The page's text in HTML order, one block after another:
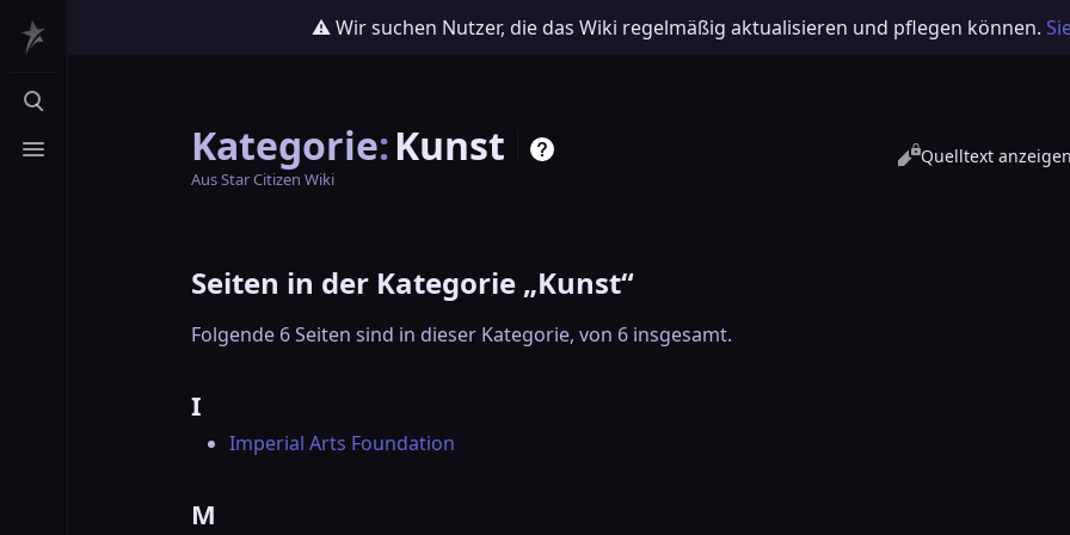
Suche aufrufen
Menü aufrufen
⚠️ Wir suchen Nutzer, die das Wiki regelmäßig aktualisieren und pflegen können.
Kategorie:Kunst
Aus Star Citizen Wiki
Ansichten
Lesen
Quelltext anzeigen
Seiten in der Kategorie „Kunst“
Folgende 6 Seiten sind in dieser Kategorie, von 6 insgesamt.
I
Imperial Arts Foundation
M